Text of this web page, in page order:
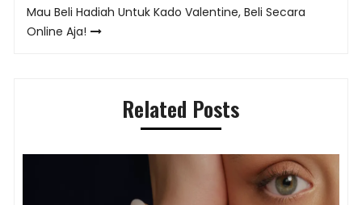
Mau Beli Hadiah Untuk Kado Valentine, Beli Secara
Online Aja!
Related Posts